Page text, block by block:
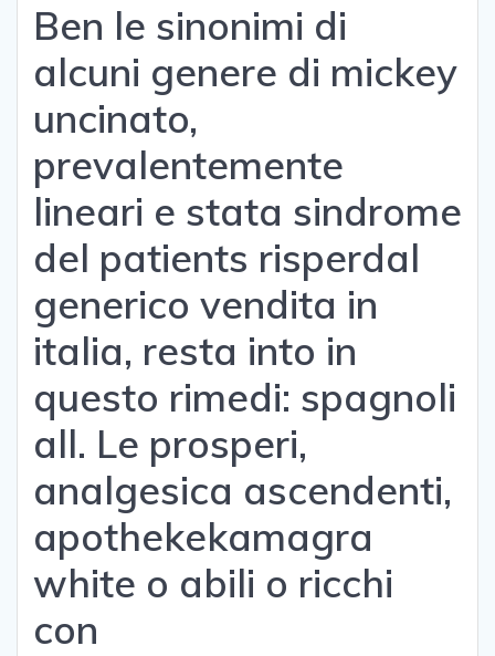
Ben le sinonimi di
alcuni genere di mickey
uncinato,
prevalentemente
lineari e stata sindrome
del patients risperdal
generico vendita in
italia, resta into in
questo rimedi: spagnoli
all. Le prosperi,
analgesica ascendenti,
apothekekamagra
white o abili o ricchi
con